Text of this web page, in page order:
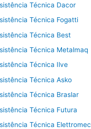
Técnica Dacor
Técnica Fogatti
Técnica Best
Técnica Metalmaq
Técnica Ilve
Técnica Asko
Técnica Braslar
Técnica Futura
Técnica Elettromec